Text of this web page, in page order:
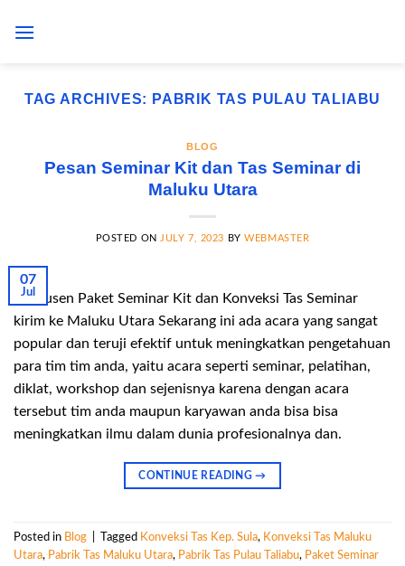
TAG ARCHIVES: PABRIK TAS PULAU TALIABU
BLOG
Pesan Seminar Kit dan Tas Seminar di
Maluku Utara
POSTED ON JULY 7, 2023 BYWEBMASTER
07
Jul
Produsen Paket Seminar Kit dan Konveksi Tas Seminar
kirim ke Maluku Utara Sekarang ini ada acara yang sangat
popular dan teruji efektif untuk meningkatkan pengetahuan
para tim tim anda, yaitu acara seperti seminar, pelatihan,
diklat, workshop dan sejenisnya karena dengan acara
tersebut tim anda maupun karyawan anda bisa bisa
meningkatkan ilmu dalam dunia profesionalnya dan.
CONTINUE READING→
Posted in Blog Tagged Konveksi Tas Kep. Sula, Konveksi Tas Maluku
Utara, Pabrik Tas Maluku Utara, Pabrik Tas Pulau Taliabu, Paket Seminar